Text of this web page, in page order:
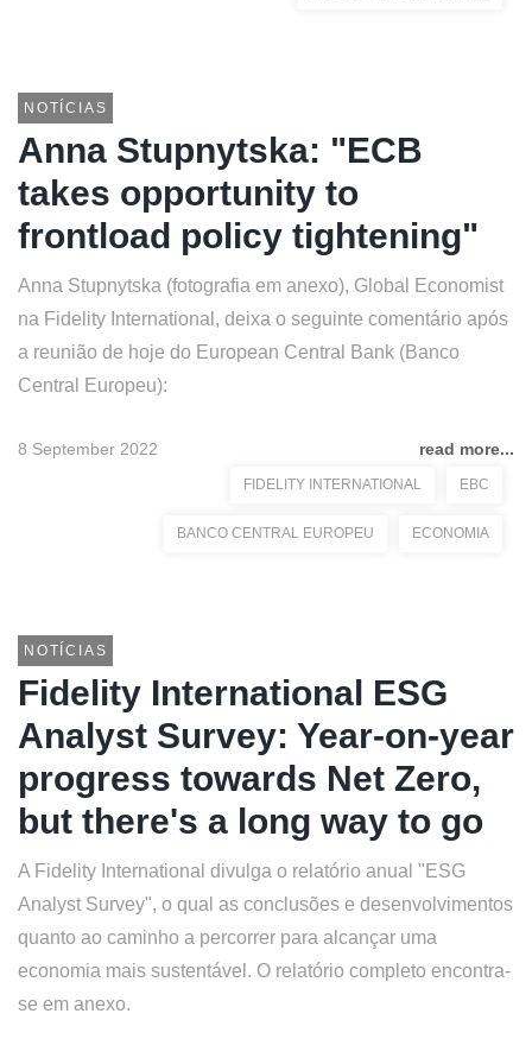
NOTÍCIAS
Anna Stupnytska: "ECB
takes opportunity to
frontload policy tightening"
Anna Stupnytska (fotografia em anexo), Global Economist
na Fidelity International, deixa o seguinte comentário após
a reunião de hoje do European Central Bank (Banco
Central Europeu):
8 September 2022 read more...
FIDELITY INTERNATIONAL EBC
BANCO CENTRAL EUROPEU ECONOMIA
NOTÍCIAS
Fidelity International ESG
Analyst Survey: Year-on-year
progress towards Net Zero,
but there's a long way to go
A Fidelity International divulga o relatório anual "ESG
Analyst Survey", o qual as conclusões e desenvolvimentos
quanto ao caminho a percorrer para alcançar uma
economia mais sustentável. O relatório completo encontra-
se em anexo.